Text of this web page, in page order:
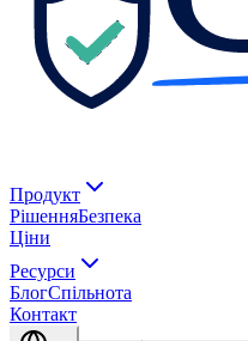
Продукт
РішенняБезпека
Ціни
Ресурси
БлогСпільнота
Контакт